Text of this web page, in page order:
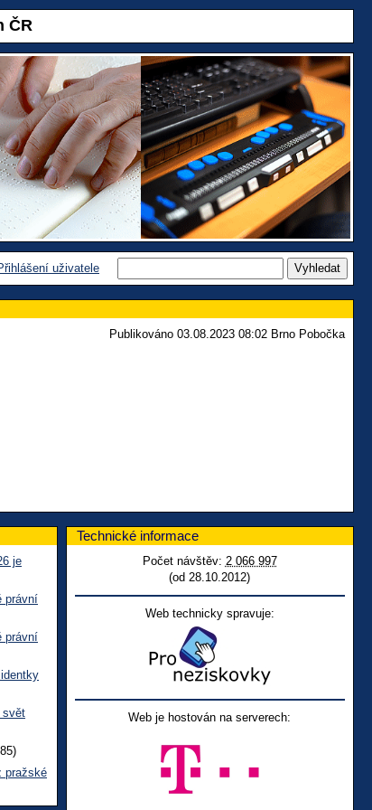
ČR
uživatele
Publikováno 03.08.2023 08:02 Brno Pobočka
je
právní
právní
svět
pražské
Technické informace
Počet návštěv: 2 066 997
(od 28.10.2012)
Web technicky spravuje:
Web je hostován na serverech: